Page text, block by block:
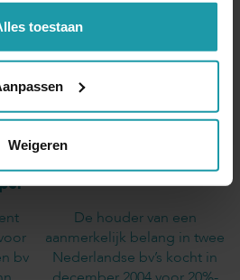
toestaan
Weigeren
bv
aan bv voor te lage
waarde
De houder van een
aanmerkelijk belang in twee
Nederlandse bv’s kocht in